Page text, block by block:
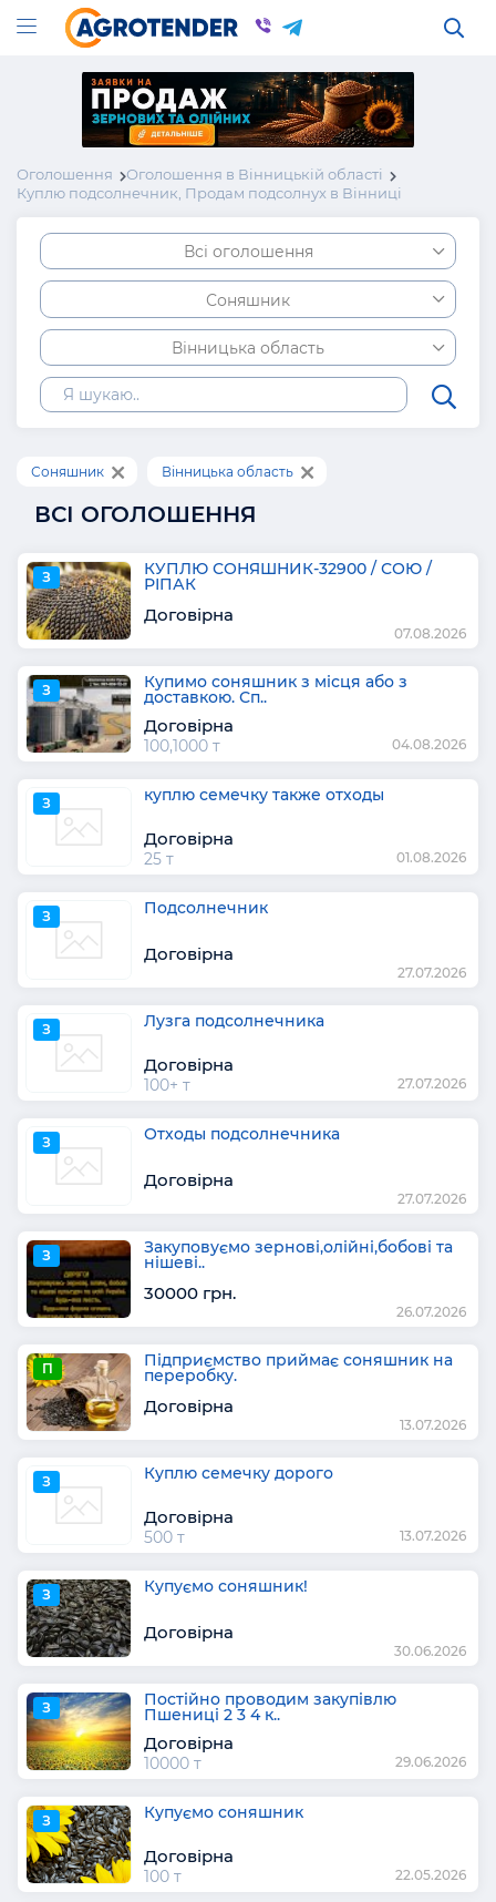
Оголошення
Оголошення в Вінницькій області
Куплю подсолнечник, Продам подсолнух в Вінниці
Всі оголошення
Соняшник
Вінницька область
Соняшник Вінницька область
ВСІ ОГОЛОШЕННЯ
З КУПЛЮ СОНЯШНИК-32900 / СОЮ /
РІПАК
Договірна
07.08.2026
З Купимо соняшник з місця або з
доставкою. Сп..
Договірна
100,1000 т 04.08.2026
З куплю семечку также отходы
Договірна
25 т 01.08.2026
З Подсолнечник
Договірна
27.07.2026
З Лузга подсолнечника
Договірна
100+ т 27.07.2026
З Отходы подсолнечника
Договірна
27.07.2026
З Закуповуємо зернові,олійні,бобові та
нішеві..
30000 грн.
26.07.2026
П Підприємство приймає соняшник на
переробку.
Договірна
13.07.2026
З Куплю семечку дорого
Договірна
500 т 13.07.2026
З Купуємо соняшник!
Договірна
30.06.2026
З Постійно проводим закупівлю
Пшениці 2 3 4 к..
Договірна
10000 т 29.06.2026
З Купуємо соняшник
Договірна
100 т 22.05.2026